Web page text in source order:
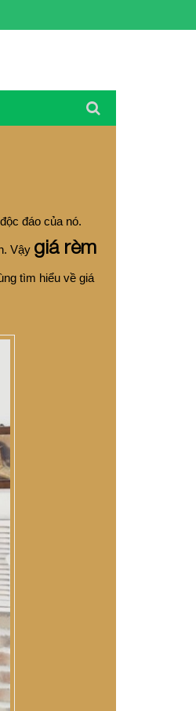
đáo của nó.
Vậy giá rèm
tìm hiểu về giá